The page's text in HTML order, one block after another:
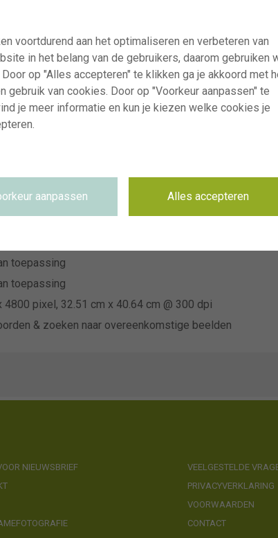
Summer® mix
toepassing
toepassing
4800 pixel, 32.51 cm x 40.64 cm @ 300 dpi
& zoeken naar overeenkomstige beelden
NIEUWSBRIEF
VEELGESTELDE
PRIVACYVERKLARING
VOORWAARDEN
CONTACT
voortdurend aan het optimaliseren en verbeteren van
in het belang van de gebruikers, daarom gebruiken
op "Alles accepteren" te klikken ga je akkoord met
gebruik van cookies. Door op "Voorkeur aanpassen" te
je meer informatie en kun je kiezen welke cookies je
aanpassen Alles accepteren